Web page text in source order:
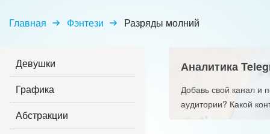
Главная Фэнтези Разряды молний
Девушки
Графика
Абстракции
Аналитика
Добавь свой канал и
аудитории? Какой